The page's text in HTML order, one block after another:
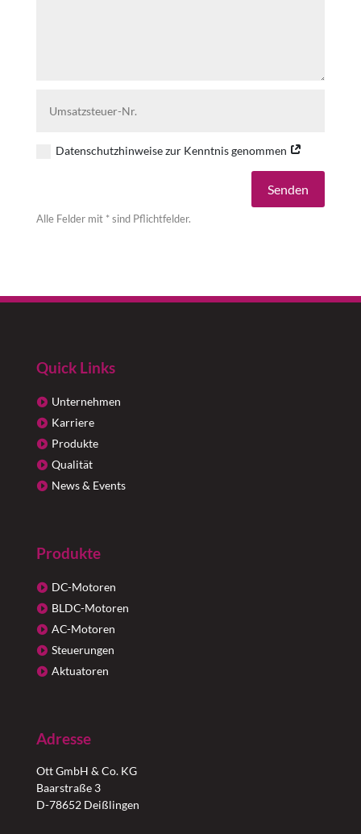
Datenschutzhinweise zur Kenntnis genommen
Senden
Alle Felder mit * sind Pflichtfelder.
Quick Links
Unternehmen
Karriere
Produkte
Qualität
News & Events
Produkte
DC-Motoren
BLDC-Motoren
AC-Motoren
Steuerungen
Aktuatoren
Adresse
Ott GmbH & Co. KG
Baarstraße 3
D-78652 Deißlingen